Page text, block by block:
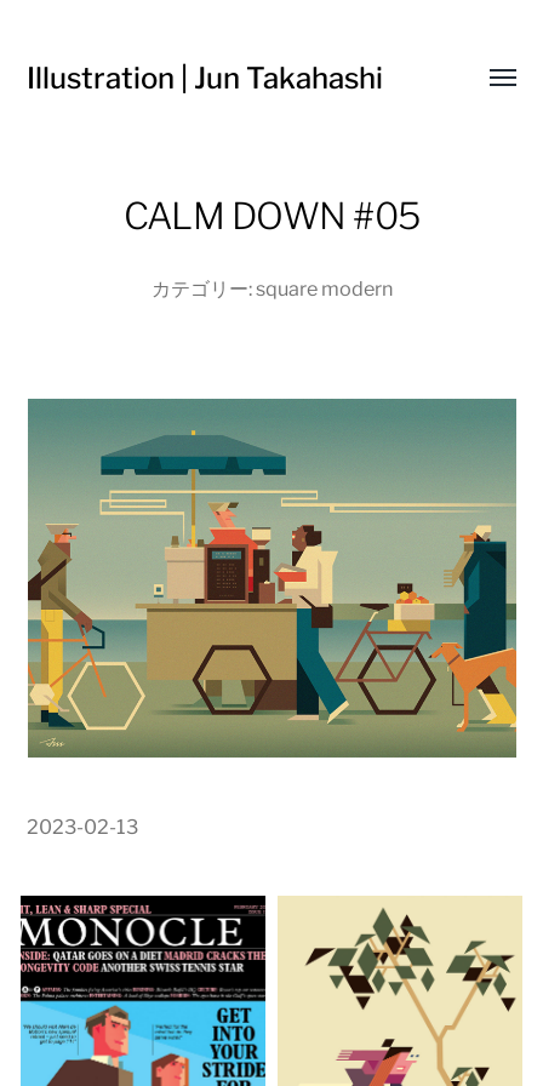
Illustration | Jun Takahashi
CALM DOWN #05
カテゴリー:square modern
2023-02-13